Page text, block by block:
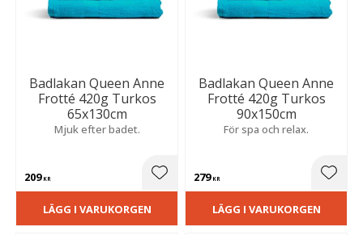
Badlakan Queen Anne
Frotté 420g Turkos
65x130cm
Mjuk efter badet.
209KR Lägg till i favoriter
LÄGG I VARUKORGEN
Badlakan Queen Anne
Frotté 420g Turkos
90x150cm
För spa och relax.
279KR
LÄGG I VARUKORGEN